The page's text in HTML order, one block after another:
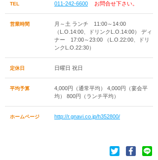
TEL 011-242-6600 お問合せ下さい。
営業時間
月～土 ランチ 11:00～14:00
（L.O.14:00、ドリンクL.O.14:00） ディ
ナー 17:00～23:00 （L.O.22:00、ドリ
ンクL.O.22:30）
定休日 日曜日 祝日
平均予算
4,000円（通常平均） 4,000円（宴会平
均） 800円（ランチ平均）
ホームページ http://r.gnavi.co.jp/h352800/